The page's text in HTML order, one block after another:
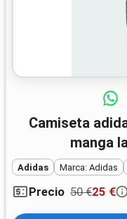
Camiseta adidas Adicolor Jacquard de
manga
Adidas Marca: Adidas
Precio 50 €25 €